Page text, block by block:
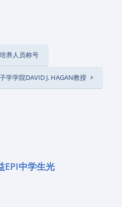
养人员称号
学学院DAVID J. HAGAN教授
EPI中学生光